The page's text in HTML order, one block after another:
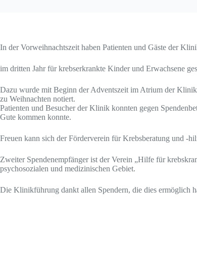
In der Vorweihnachtszeit haben Patienten und Gäste der
im dritten Jahr für krebserkrankte Kinder und Erwachsene
Dazu wurde mit Beginn der Adventszeit im Atrium der
zu Weihnachten notiert.
Patienten und Besucher der Klinik konnten gegen
Gute kommen konnte.
Freuen kann sich der Förderverein für Krebsberatung und -
Zweiter Spendenempfänger ist der Verein „Hilfe für
psychosozialen und medizinischen Gebiet.
Die Klinikführung dankt allen Spendern, die dies ermöglich